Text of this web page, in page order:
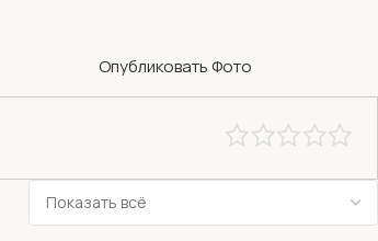
Опубликовать Фото